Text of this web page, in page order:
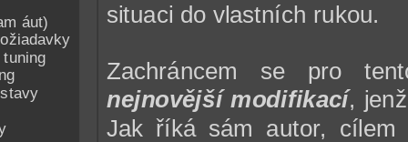
áut)
situaci do vlastních rukou.
Zachráncem se pro
nejnovější modifikací,
Jak říká sám autor, cílem